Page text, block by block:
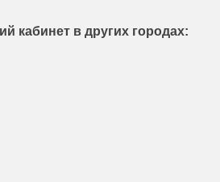
кабинет в других городах: